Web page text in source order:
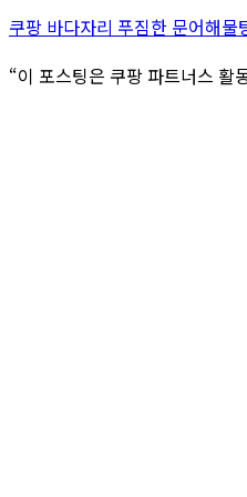
쿠팡 바다자리 푸짐한 문어해물
“이 포스팅은 쿠팡 파트너스 활